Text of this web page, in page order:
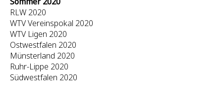
RLW 2020
WTV Vereinspokal 2020
WTV Ligen 2020
Ostwestfalen 2020
Münsterland 2020
Ruhr-Lippe 2020
Südwestfalen 2020